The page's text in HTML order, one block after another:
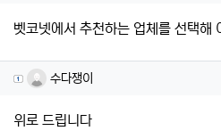
벳코넷에서 추천하는 업체를 선택해
수다쟁이님의 댓글
수다쟁이
위로 드립니다